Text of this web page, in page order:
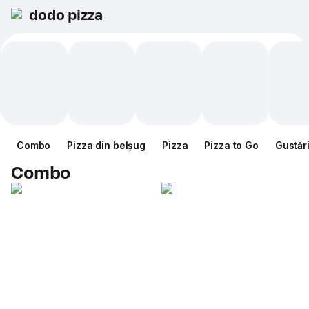
dodo pizza
Combo Pizza din belșug Pizza Pizza to Go Gustări
Combo